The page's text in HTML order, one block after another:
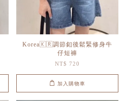
Korea🇰🇷調節釦後鬆緊修身牛
仔短褲
NT$ 720
加入購物車